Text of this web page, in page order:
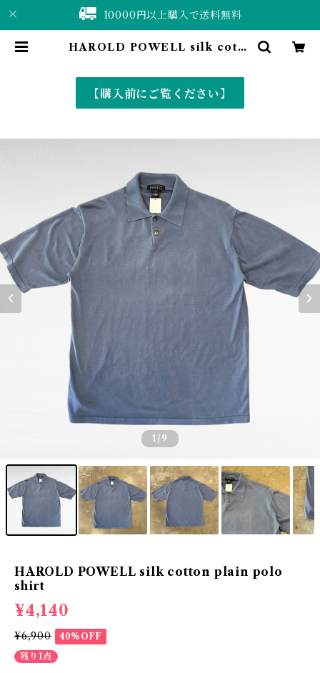
10000円以上購入で送料無料
HAROLD POWELL silk cotto
&vintage〉
【購入前にご覧ください】
1 /9
HAROLD POWELL silk cotton plain polo
shirt
¥4,140
¥6,900
40%OFF
残り1点